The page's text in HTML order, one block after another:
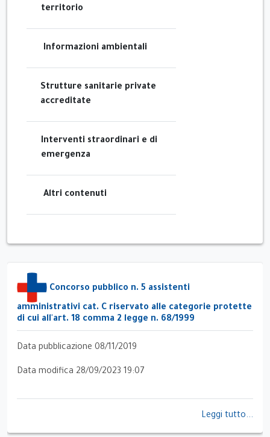
territorio
Informazioni ambientali
Strutture sanitarie private
accreditate
Interventi straordinari e di
emergenza
Altri contenuti
Concorso pubblico n. 5 assistenti
amministrativi cat. C riservato alle categorie protette
di cui all'art. 18 comma 2 legge n. 68/1999
Data pubblicazione 08/11/2019
Data modifica 28/09/2023 19:07
Leggi tutto...